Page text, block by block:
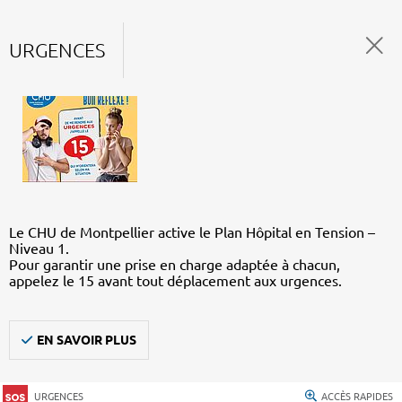
URGENCES
Le CHU de Montpellier active le Plan Hôpital en Tension –
Niveau 1.
Pour garantir une prise en charge adaptée à chacun,
appelez le 15 avant tout déplacement aux urgences.
EN SAVOIR PLUS
URGENCES ACCÈS RAPIDES